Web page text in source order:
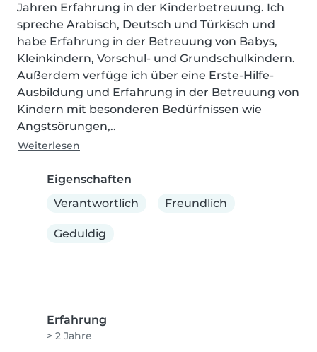
Jahren Erfahrung in der Kinderbetreuung. Ich
spreche Arabisch, Deutsch und Türkisch und
habe Erfahrung in der Betreuung von Babys,
Kleinkindern, Vorschul- und Grundschulkindern.
Außerdem verfüge ich über eine Erste-Hilfe-
Ausbildung und Erfahrung in der Betreuung von
Kindern mit besonderen Bedürfnissen wie
Angstsörungen,..
Weiterlesen
Eigenschaften
Verantwortlich
Freundlich
Geduldig
Erfahrung
> 2 Jahre